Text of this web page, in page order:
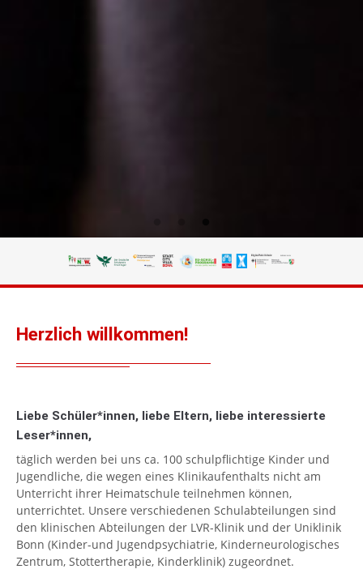
Herzlich willkommen!
Liebe Schüler*innen, liebe Eltern, liebe interessierte
Leser*innen,
täglich werden bei uns ca. 100 schulpflichtige Kinder und
Jugendliche, die wegen eines Klinikaufenthalts nicht am
Unterricht ihrer Heimatschule teilnehmen können,
unterrichtet. Unsere verschiedenen Schulabteilungen sind
den klinischen Abteilungen der LVR-Klinik und der Uniklinik
Bonn (Kinder-und Jugendpsychiatrie, Kinderneurologisches
Zentrum, Stottertherapie, Kinderklinik) zugeordnet.